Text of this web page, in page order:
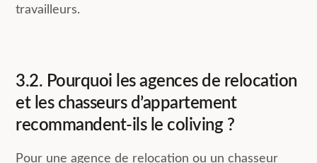
travailleurs.
3.2. Pourquoi les agences de relocation
et les chasseurs d’appartement
recommandent-ils le coliving ?
Pour une agence de relocation ou un chasseur